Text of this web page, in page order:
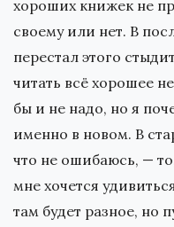
хороших книжек не
своему или нет. В
перестал этого
читать всё хорошее
бы и не надо, но я
именно в новом. В
что не ошибаюсь, —
мне хочется
там будет разное, но